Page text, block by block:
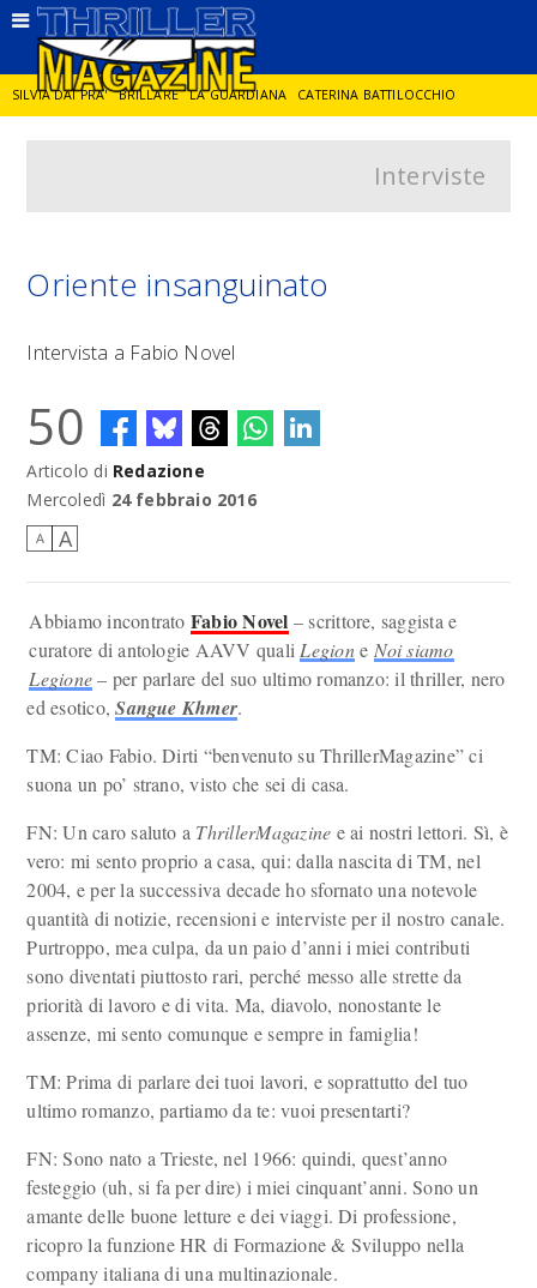
SILVIA DAI PRA' BRILLARE LA GUARDIANA CATERINA BATTILOCCHIO
GIANCARLO DE CATALDO
Interviste
Oriente insanguinato
Intervista a Fabio Novel
50
Articolo di Redazione
Mercoledì 24 febbraio 2016
A A
Abbiamo incontrato Fabio Novel – scrittore, saggista e
curatore di antologie AAVV quali Legione Noi siamo
Legione– per parlare del suo ultimo romanzo: il thriller, nero
ed esotico,Sangue Khmer.
TM: Ciao Fabio. Dirti “benvenuto su ThrillerMagazine” ci
suona un po’ strano, visto che sei di casa.
FN: Un caro saluto a ThrillerMagazine e ai nostri lettori. Sì, è
vero: mi sento proprio a casa, qui: dalla nascita di TM, nel
2004, e per la successiva decade ho sfornato una notevole
quantità di notizie, recensioni e interviste per il nostro canale.
Purtroppo, mea culpa, da un paio d’anni i miei contributi
sono diventati piuttosto rari, perché messo alle strette da
priorità di lavoro e di vita. Ma, diavolo, nonostante le
assenze, mi sento comunque e sempre in famiglia!
TM: Prima di parlare dei tuoi lavori, e soprattutto del tuo
ultimo romanzo, partiamo da te: vuoi presentarti?
FN: Sono nato a Trieste, nel 1966: quindi, quest’anno
festeggio (uh, si fa per dire) i miei cinquant’anni. Sono un
amante delle buone letture e dei viaggi. Di professione,
ricopro la funzione HR di Formazione & Sviluppo nella
company italiana di una multinazionale.